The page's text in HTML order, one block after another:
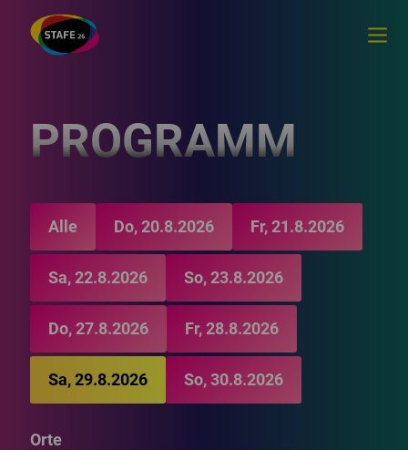
PROGRAMM
Alle Do, 20.8.2026 Fr, 21.8.2026
Sa, 22.8.2026 So, 23.8.2026
Do, 27.8.2026 Fr, 28.8.2026
Sa, 29.8.2026 So, 30.8.2026
Orte